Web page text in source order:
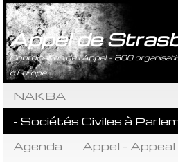
Appel de
Coordination de l’Appel - 800
d’Europe
NAKBA
- Sociétés Civiles à
Agenda
Appel -